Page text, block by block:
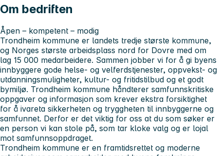
Om bedriften
Åpen – kompetent – modig
Trondheim kommune er landets tredje største kommune,
og Norges største arbeidsplass nord for Dovre med om
lag 15 000 medarbeidere. Sammen jobber vi for å gi byens
innbyggere gode helse- og velferdstjenester, oppvekst- og
utdanningsmuligheter, kultur- og fritidstilbud og et godt
bymiljø. Trondheim kommune håndterer samfunnskritiske
oppgaver og informasjon som krever ekstra forsiktighet
for å ivareta sikkerheten og tryggheten til innbyggerne og
samfunnet. Derfor er det viktig for oss at du som søker er
en person vi kan stole på, som tar kloke valg og er lojal
mot samfunnsoppdraget.
Trondheim kommune er en framtidsrettet og moderne